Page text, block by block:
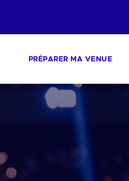
PRÉPARER MA VENUE